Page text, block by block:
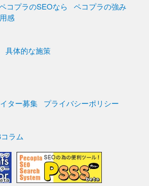
コプラのSEOなら
ペコプラの強み
感
具体的な施策
ター募集 プライバシーポリシー
ラム